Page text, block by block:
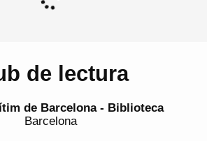
de lectura
de Barcelona - Biblioteca
Barcelona